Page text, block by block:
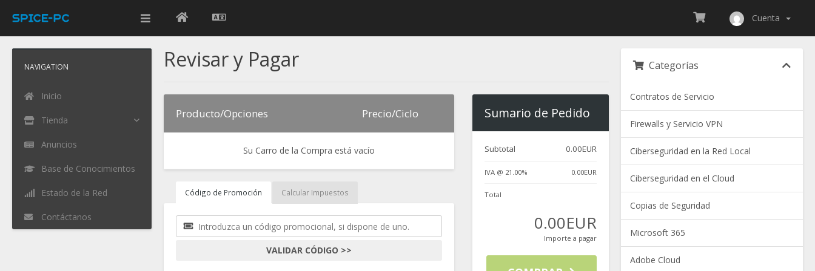
Cuenta
NAVIGATION
Inicio
Tienda
Anuncios
Base de Conocimientos
Estado de la Red
Contáctanos
Revisar y Pagar
Producto/Opciones Precio/Ciclo
Su Carro de la Compra está vacío
Código de Promoción Calcular Impuestos
VALIDAR CÓDIGO >>
Sumario de Pedido
Subtotal 0.00EUR
IVA @ 21.00% 0.00EUR
Total
0.00EUR
Importe a pagar
Categorías
Contratos de Servicio
Firewalls y Servicio VPN
Ciberseguridad en la Red Local
Ciberseguridad en el Cloud
Copias de Seguridad
Microsoft 365
Adobe Cloud